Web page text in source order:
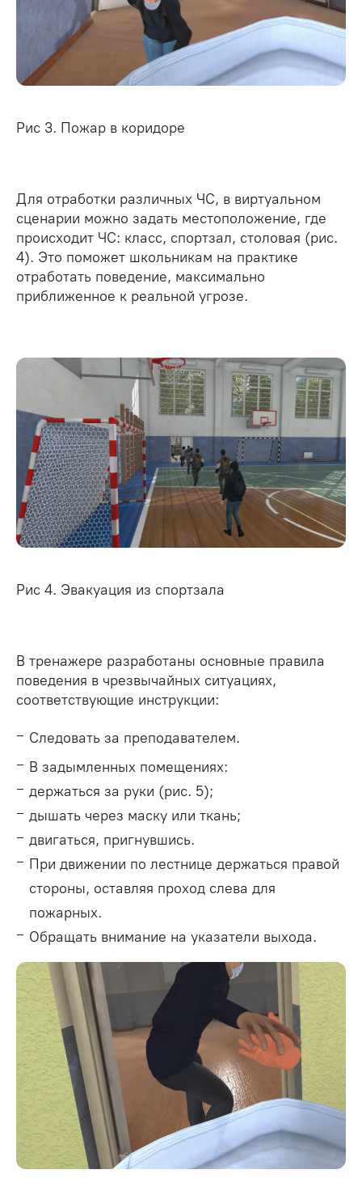
Рис 3. Пожар в коридоре
Для отработки различных ЧС, в виртуальном
сценарии можно задать местоположение, где
происходит ЧС: класс, спортзал, столовая (рис.
4). Это поможет школьникам на практике
отработать поведение, максимально
приближенное к реальной угрозе.
Рис 4. Эвакуация из спортзала
В тренажере разработаны основные правила
поведения в чрезвычайных ситуациях,
соответствующие инструкции:
Следовать за преподавателем.
В задымленных помещениях:
держаться за руки (рис. 5);
дышать через маску или ткань;
двигаться, пригнувшись.
При движении по лестнице держаться правой
стороны, оставляя проход слева для
пожарных.
Обращать внимание на указатели выхода.